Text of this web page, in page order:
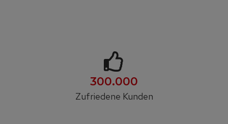
300.000
Zufriedene Kunden